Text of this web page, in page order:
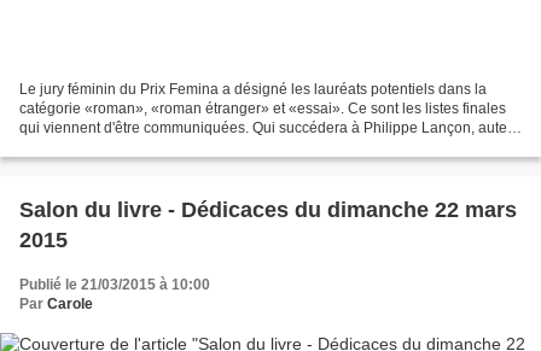
Le jury féminin du Prix Femina a désigné les lauréats potentiels dans la
catégorie «roman», «roman étranger» et «essai». Ce sont les listes finales
qui viennent d'être communiquées. Qui succédera à Philippe Lançon, auteur
Salon du livre - Dédicaces du dimanche 22 mars
2015
Publié le 21/03/2015 à 10:00
Par Carole